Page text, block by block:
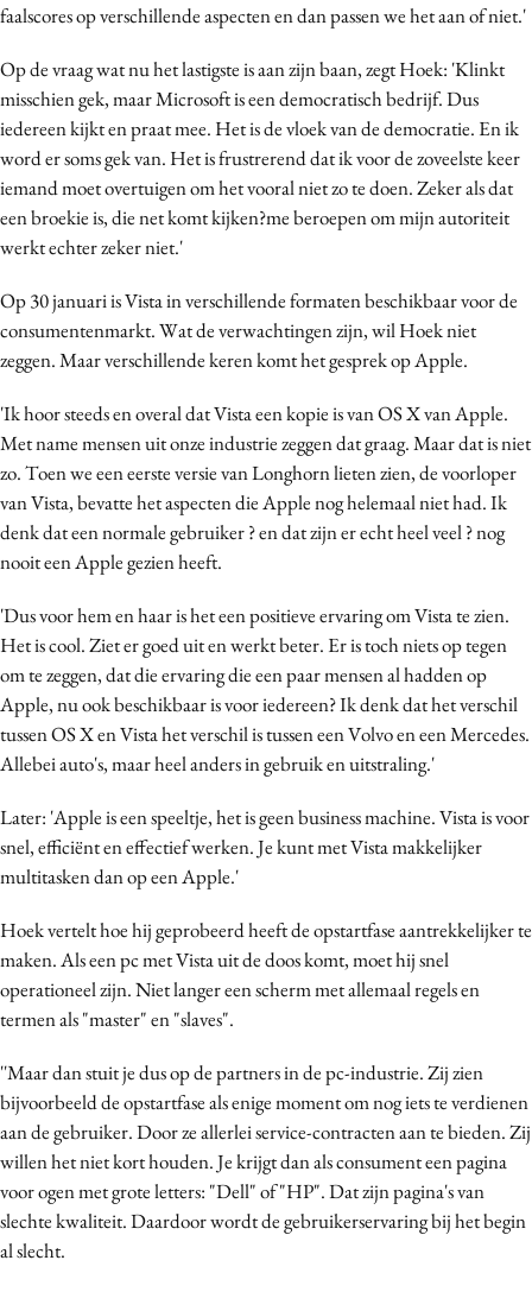
faalscores op verschillende aspecten en dan passen we het aan of niet.'
Op de vraag wat nu het lastigste is aan zijn baan, zegt Hoek: 'Klinkt
misschien gek, maar Microsoft is een democratisch bedrijf. Dus
iedereen kijkt en praat mee. Het is de vloek van de democratie. En ik
word er soms gek van. Het is frustrerend dat ik voor de zoveelste keer
iemand moet overtuigen om het vooral niet zo te doen. Zeker als dat
een broekie is, die net komt kijken?me beroepen om mijn autoriteit
werkt echter zeker niet.'
Op 30 januari is Vista in verschillende formaten beschikbaar voor de
consumentenmarkt. Wat de verwachtingen zijn, wil Hoek niet
zeggen. Maar verschillende keren komt het gesprek op Apple.
'Ik hoor steeds en overal dat Vista een kopie is van OS X van Apple.
Met name mensen uit onze industrie zeggen dat graag. Maar dat is niet
zo. Toen we een eerste versie van Longhorn lieten zien, de voorloper
van Vista, bevatte het aspecten die Apple nog helemaal niet had. Ik
denk dat een normale gebruiker ? en dat zijn er echt heel veel ? nog
nooit een Apple gezien heeft.
'Dus voor hem en haar is het een positieve ervaring om Vista te zien.
Het is cool. Ziet er goed uit en werkt beter. Er is toch niets op tegen
om te zeggen, dat die ervaring die een paar mensen al hadden op
Apple, nu ook beschikbaar is voor iedereen? Ik denk dat het verschil
tussen OS X en Vista het verschil is tussen een Volvo en een Mercedes.
Allebei auto's, maar heel anders in gebruik en uitstraling.'
Later: 'Apple is een speeltje, het is geen business machine. Vista is voor
snel, efficiënt en effectief werken. Je kunt met Vista makkelijker
multitasken dan op een Apple.'
Hoek vertelt hoe hij geprobeerd heeft de opstartfase aantrekkelijker te
maken. Als een pc met Vista uit de doos komt, moet hij snel
operationeel zijn. Niet langer een scherm met allemaal regels en
termen als "master" en "slaves".
''Maar dan stuit je dus op de partners in de pc-industrie. Zij zien
bijvoorbeeld de opstartfase als enige moment om nog iets te verdienen
aan de gebruiker. Door ze allerlei service-contracten aan te bieden. Zij
willen het niet kort houden. Je krijgt dan als consument een pagina
voor ogen met grote letters: "Dell" of "HP". Dat zijn pagina's van
slechte kwaliteit. Daardoor wordt de gebruikerservaring bij het begin
al slecht.